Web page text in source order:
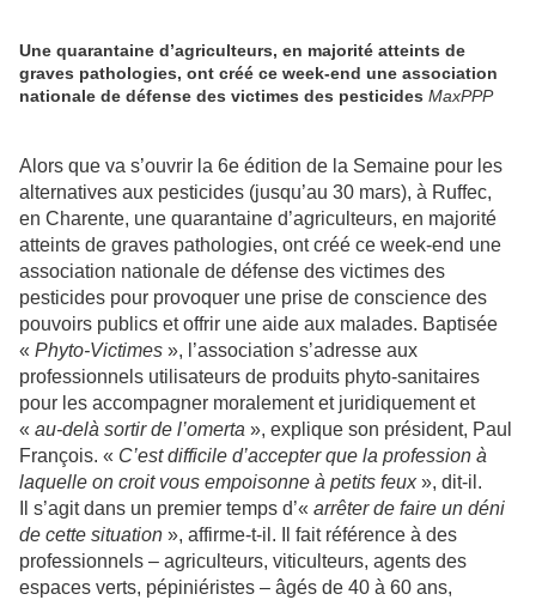
Une quarantaine d’agriculteurs, en majorité atteints de
graves pathologies, ont créé ce week-end une association
nationale de défense des victimes des pesticides MaxPPP
Alors que va s’ouvrir la 6e édition de la Semaine pour les
alternatives aux pesticides (jusqu’au 30 mars), à Ruffec,
en Charente, une quarantaine d’agriculteurs, en majorité
atteints de graves pathologies, ont créé ce week-end une
association nationale de défense des victimes des
pesticides pour provoquer une prise de conscience des
pouvoirs publics et offrir une aide aux malades. Baptisée
« Phyto-Victimes », l’association s’adresse aux
professionnels utilisateurs de produits phyto-sanitaires
pour les accompagner moralement et juridiquement et
« au-delà sortir de l’omerta », explique son président, Paul
François. « C’est difficile d’accepter que la profession à
laquelle on croit vous empoisonne à petits feux», dit-il.
Il s’agit dans un premier temps d’« arrêter de faire un déni
de cette situation », affirme-t-il. Il fait référence à des
professionnels – agriculteurs, viticulteurs, agents des
espaces verts, pépiniéristes – âgés de 40 à 60 ans,